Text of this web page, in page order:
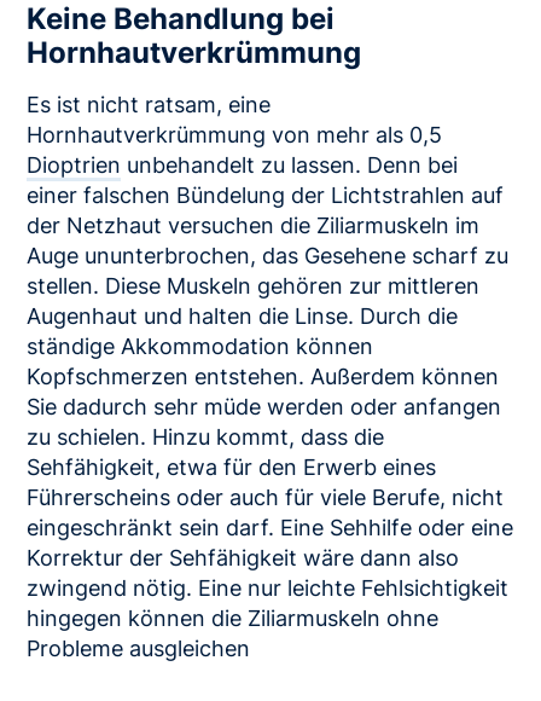
Keine Behandlung bei
Hornhautverkrümmung
Es ist nicht ratsam, eine
Hornhautverkrümmung von mehr als 0,5
Dioptrien unbehandelt zu lassen. Denn bei
einer falschen Bündelung der Lichtstrahlen auf
der Netzhaut versuchen die Ziliarmuskeln im
Auge ununterbrochen, das Gesehene scharf zu
stellen. Diese Muskeln gehören zur mittleren
Augenhaut und halten die Linse. Durch die
ständige Akkommodation können
Kopfschmerzen entstehen. Außerdem können
Sie dadurch sehr müde werden oder anfangen
zu schielen. Hinzu kommt, dass die
Sehfähigkeit, etwa für den Erwerb eines
Führerscheins oder auch für viele Berufe, nicht
eingeschränkt sein darf. Eine Sehhilfe oder eine
Korrektur der Sehfähigkeit wäre dann also
zwingend nötig. Eine nur leichte Fehlsichtigkeit
hingegen können die Ziliarmuskeln ohne
Probleme ausgleichen